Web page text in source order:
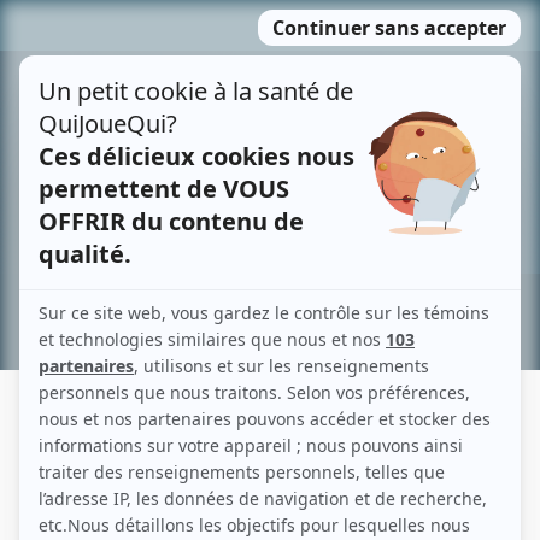
MENU
contenu
Recherche avancée »
EMMANUELLE VINCENT
Liens
Fiche de Emmanuelle Vincent sur Showbizz.net